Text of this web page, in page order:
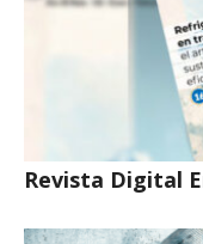
Revista Digital